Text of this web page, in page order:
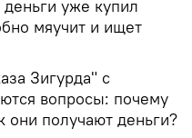
уже купил
мяучит и ищет
Зигурда" с
вопросы: почему
они получают деньги?